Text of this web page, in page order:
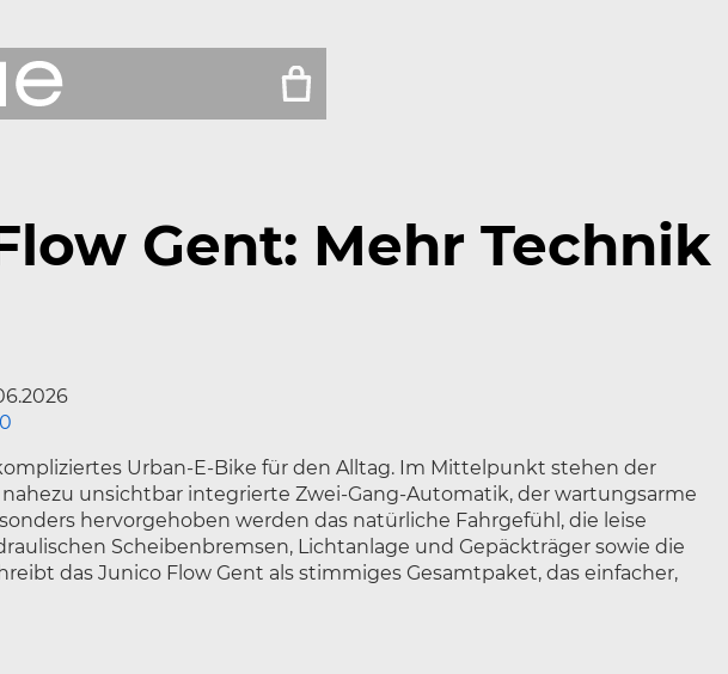
Gent: Mehr Technik
Kommentare
0
Urban-E-Bike für den Alltag. Im Mittelpunkt stehen der
unsichtbar integrierte Zwei-Gang-Automatik, der wartungsarme
hervorgehoben werden das natürliche Fahrgefühl, die leise
Scheibenbremsen, Lichtanlage und Gepäckträger sowie die
das Junico Flow Gent als stimmiges Gesamtpaket, das einfacher,